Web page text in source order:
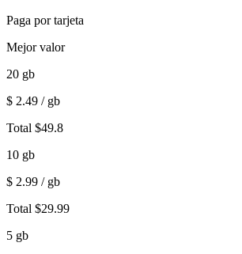
Paga por tarjeta
Mejor valor
20 gb
$ 2.49 / gb
Total $49.8
10 gb
$ 2.99 / gb
Total $29.99
5 gb